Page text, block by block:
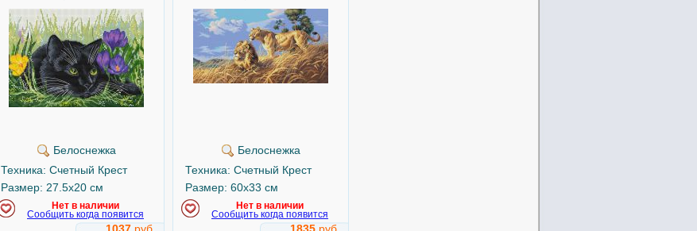
Белоснежка
Техника: Счетный Крест
Размер: 27.5x20 см
Нет в наличии
Сообщить когда появится
1037 руб.
Белоснежка
Техника: Счетный Крест
Размер: 60x33 см
Нет в наличии
Сообщить когда появится
1835 руб.